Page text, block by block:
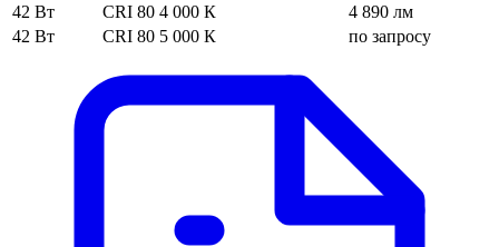
42 Вт
CRI 80 4 000 К
4 890 лм
42 Вт
CRI 80 5 000 К по запросу